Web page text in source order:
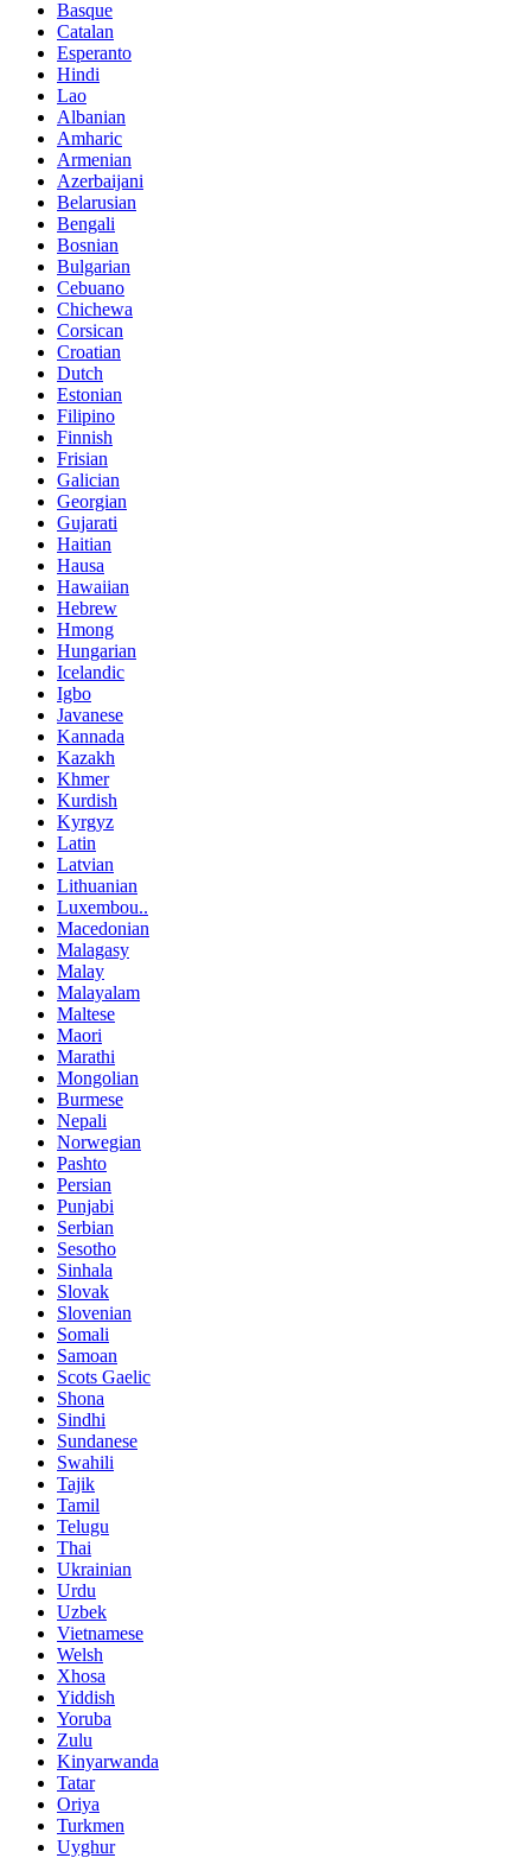
Basque
Catalan
Esperanto
Hindi
Lao
Albanian
Amharic
Armenian
Azerbaijani
Belarusian
Bengali
Bosnian
Bulgarian
Cebuano
Chichewa
Corsican
Croatian
Dutch
Estonian
Filipino
Finnish
Frisian
Galician
Georgian
Gujarati
Haitian
Hausa
Hawaiian
Hebrew
Hmong
Hungarian
Icelandic
Igbo
Javanese
Kannada
Kazakh
Khmer
Kurdish
Kyrgyz
Latin
Latvian
Lithuanian
Luxembou..
Macedonian
Malagasy
Malay
Malayalam
Maltese
Maori
Marathi
Mongolian
Burmese
Nepali
Norwegian
Pashto
Persian
Punjabi
Serbian
Sesotho
Sinhala
Slovak
Slovenian
Somali
Samoan
Scots Gaelic
Shona
Sindhi
Sundanese
Swahili
Tajik
Tamil
Telugu
Thai
Ukrainian
Urdu
Uzbek
Vietnamese
Welsh
Xhosa
Yiddish
Yoruba
Zulu
Kinyarwanda
Tatar
Oriya
Turkmen
Uyghur